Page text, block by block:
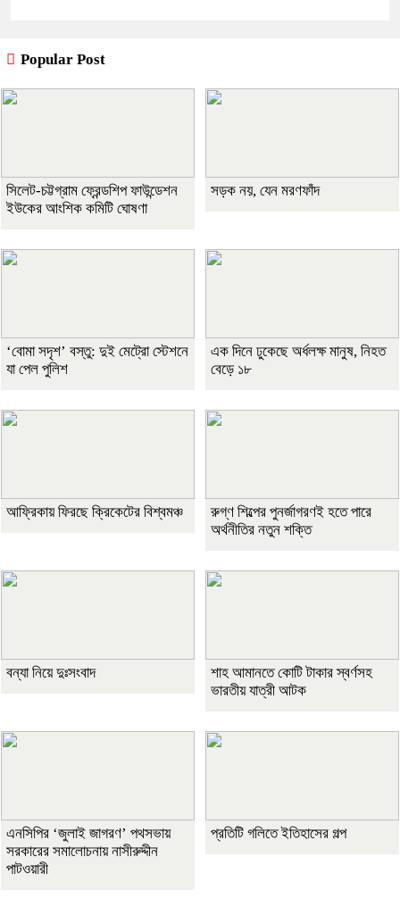
Popular Post
সিলেট-চট্টগ্রাম ফ্রেন্ডশিপ ফাউন্ডেশন
ইউকের আংশিক কমিটি ঘোষণা
সড়ক নয়, যেন মরণফাঁদ
‘বোমা সদৃশ’ বস্তু: দুই মেট্রো স্টেশনে
যা পেল পুলিশ
এক দিনে ঢুকেছে অর্ধলক্ষ মানুষ, নিহত
বেড়ে ১৮
আফ্রিকায় ফিরছে ক্রিকেটের বিশ্বমঞ্চ
রুগ্ণ শিল্পের পুনর্জাগরণই হতে পারে
অর্থনীতির নতুন শক্তি
বন্যা নিয়ে দুঃসংবাদ
শাহ আমানতে কোটি টাকার স্বর্ণসহ
ভারতীয় যাত্রী আটক
এনসিপির ‘জুলাই জাগরণ’ পথসভায়
সরকারের সমালোচনায় নাসীরুদ্দীন
পাটওয়ারী
প্রতিটি গলিতে ইতিহাসের গল্প